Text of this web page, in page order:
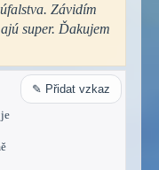
Závidím
super. Ďakujem
✎ Přidat vzkaz